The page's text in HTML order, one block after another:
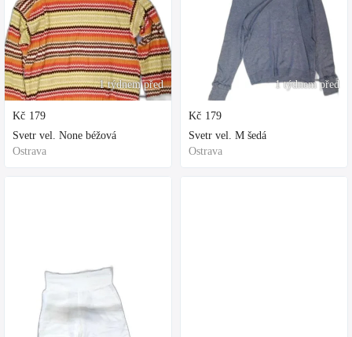
1 týdnem před
Kč 179
Svetr vel. None béžová
Ostrava
1 týdnem před
Kč 179
Svetr vel. M šedá
Ostrava